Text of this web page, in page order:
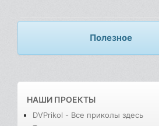
Полезное
НАШИ ПРОЕКТЫ
DVPrikol - Все приколы здесь